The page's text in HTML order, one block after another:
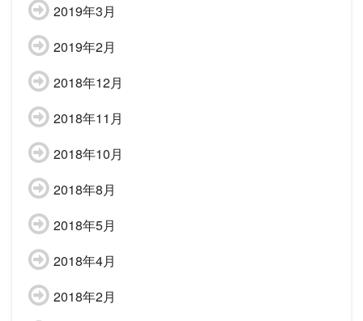
2019年3月
2019年2月
2018年12月
2018年11月
2018年10月
2018年8月
2018年5月
2018年4月
2018年2月